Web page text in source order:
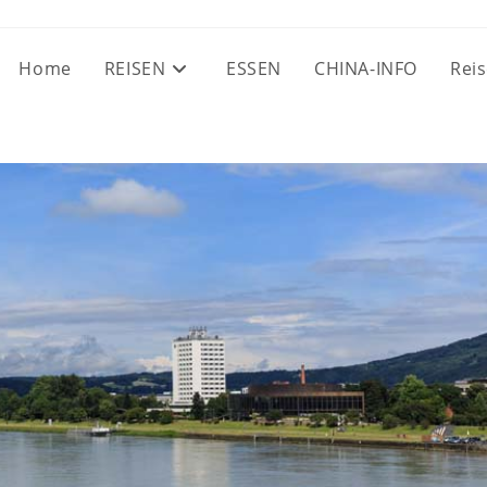
Home REISEN ESSEN CHINA-INFO